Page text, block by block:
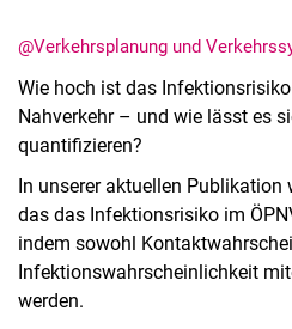
Alle Termine
Meldungen: Institute
Suche
@Verkehrsplanung und
Wie hoch ist das
Nahverkehr – und wie lässt es
quantifizieren?
In unserer aktuellen
das das Infektionsrisiko im
indem sowohl
Infektionswahrscheinlichkeit
werden.